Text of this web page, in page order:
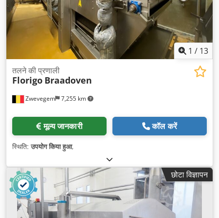
1 / 13
Zwevegem 7,255 km
तलने की प्रणाली
Florigo Braadoven
मूल्य जानकारी कॉल करें
स्थिति:उपयोग किया हुआ,
छोटा विज्ञापन